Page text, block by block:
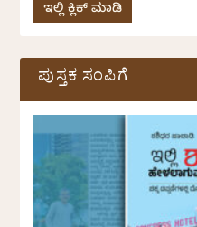
ಇಲ್ಲಿ ಕ್ಲಿಕ್ ಮಾಡಿ
ಪುಸ್ತಕ ಸಂಪಿಗೆ